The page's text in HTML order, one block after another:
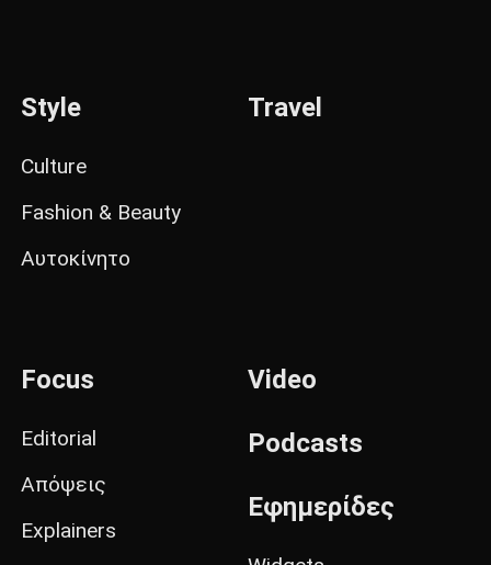
Style
Culture
Fashion & Beauty
Αυτοκίνητο
Travel
Focus
Editorial
Απόψεις
Explainers
Video
Podcasts
Εφημερίδες